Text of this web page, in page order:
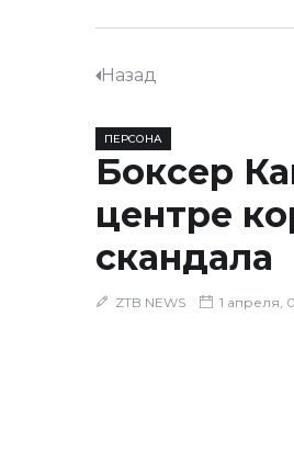
Назад
ПЕРСОНА
Боксер
центре
скандала
ZTB NEWS 1 апреля,